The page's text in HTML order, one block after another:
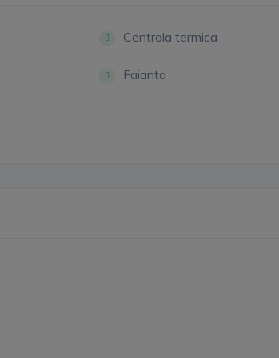
Centrala termica
Faianta